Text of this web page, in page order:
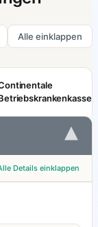
Alle einklappen
▾
Details einklappen